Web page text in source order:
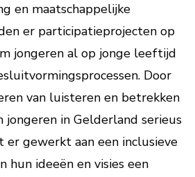
en maatschappelijke
er participatieprojecten op
jongeren al op jonge leeftijd
Door
van luisteren en betrekken
in Gelderland serieus
er gewerkt aan een inclusieve
hun ideeën en visies een